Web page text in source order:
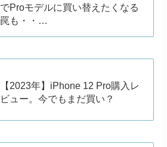
でProモデルに買い替えたくなる
罠も・・…
【2023年】iPhone 12 Pro購入レ
ビュー。今でもまだ買い？